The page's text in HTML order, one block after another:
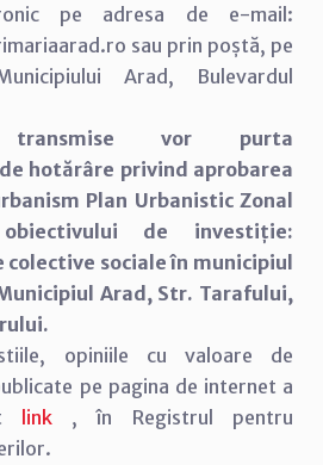
pe adresa de e-mail:
sau prin poștă, pe
Arad, Bulevardul
vor purta
hotărâre privind aprobarea
Plan Urbanistic Zonal
de investiție:
sociale în municipiul
Arad, Str. Tarafului,
opiniile cu valoare de
pe pagina de internet a
link, în Registrul pentru